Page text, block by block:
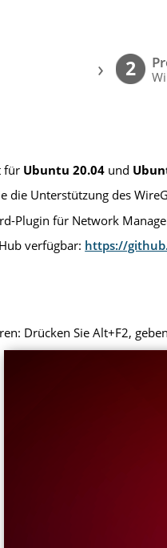
› 2
für Ubuntu 20.04 und
die Unterstützung des
Plugin für Network
verfügbar: https://
Drücken Sie Alt+F2,